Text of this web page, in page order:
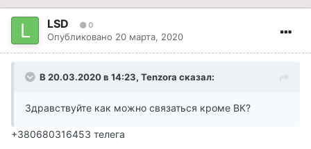
LSD 0
Опубликовано 20 марта, 2020
В 20.03.2020 в 14:23, Tenzora сказал:
Здравствуйте как можно связаться кроме ВК?
+380680316453 телега